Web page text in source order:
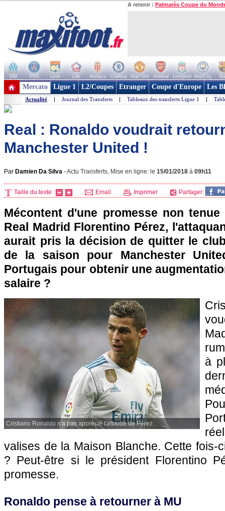
A retenir : Palmarès Coupe du
OM PSG Lyon Lille Monaco Chelsea Man Utd Arsenal Liverpool ManCity
+ de clubs
Mercato Ligue 1 L2/Coupes Etranger Coupe d'Europe Les
Actualité | Journal des Transferts | Tableaux des transferts Ligue 1 |
Real : Ronaldo voudrait
Manchester United !
Par Damien Da Silva -Actu Transferts, Mise en ligne: le 15/01/2018 à 09h11
Taille du texte: Email Imprimer Partager:
Mécontent d'une promesse non
Real Madrid Florentino Pérez,
aurait pris la décision de quitter le
de la saison pour Manchester
Portugais pour obtenir une
salaire ?
Cristiano Ronaldo n'a pas apprécié l'attitude de Pérez.
à
valises de la Maison Blanche. Cette fois-
? Peut-être si le président Florentino
promesse.
Ronaldo pense à retourner à MU